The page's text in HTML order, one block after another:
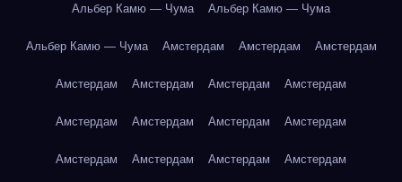
Альбер Камю — Чума Альбер Камю — Чума
Альбер Камю — Чума Амстердам Амстердам Амстердам
Амстердам Амстердам Амстердам Амстердам
Амстердам Амстердам Амстердам Амстердам
Амстердам Амстердам Амстердам Амстердам